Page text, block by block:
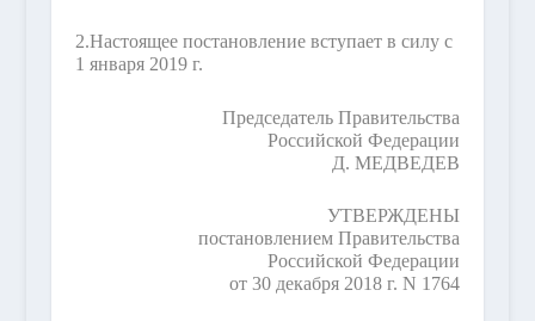
2.Настоящее постановление вступает в силу с
1 января 2019 г.
Председатель Правительства
Российской Федерации
Д. МЕДВЕДЕВ
УТВЕРЖДЕНЫ
постановлением Правительства
Российской Федерации
от 30 декабря 2018 г. N 1764